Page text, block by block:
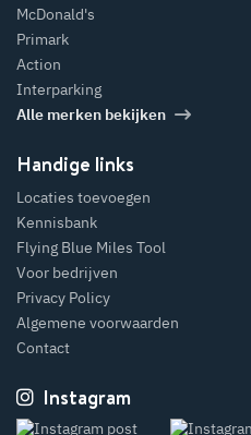
McDonald's
Primark
Action
Interparking
Alle merken bekijken
Handige links
Locaties toevoegen
Kennisbank
Flying Blue Miles Tool
Voor bedrijven
Privacy Policy
Algemene voorwaarden
Contact
Instagram